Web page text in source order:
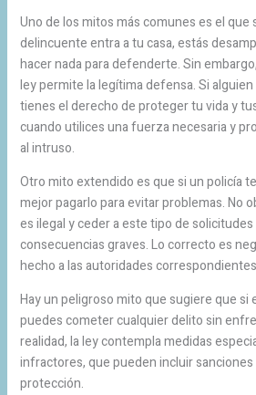
Uno de los mitos más comunes es el que
delincuente entra a tu casa, estás
hacer nada para defenderte. Sin
ley permite la legítima defensa. Si
tienes el derecho de proteger tu vida y
cuando utilices una fuerza necesaria y
al intruso.
Otro mito extendido es que si un policía
mejor pagarlo para evitar problemas. No
es ilegal y ceder a este tipo de
consecuencias graves. Lo correcto es
hecho a las autoridades
Hay un peligroso mito que sugiere que si
puedes cometer cualquier delito sin
realidad, la ley contempla medidas
infractores, que pueden incluir sanciones
protección.